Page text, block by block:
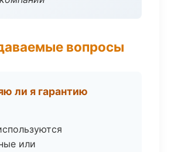
вопросы
ли я гарантию
или